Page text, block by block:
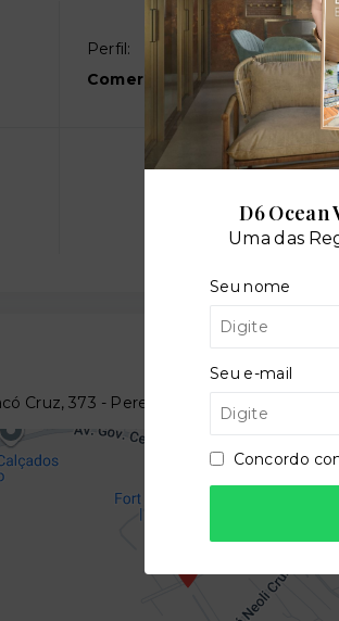
Perfil:
Comercial
Cruz, 373 - Perequê - Porto Belo/SC
D6 Ocean
Uma das
Seu nome
Seu e-mail
Concordo